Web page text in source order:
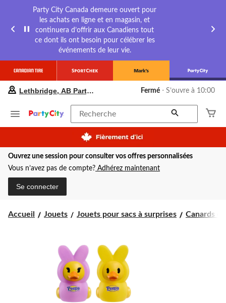
Party City Canada demeure ouvert pour
les achats en ligne et en magasin, et
continuera d’offrir aux Canadiens tout
ce dont ils ont besoin pour célébrer les
événements de leur vie.
préféré
Lethbridge,
Party
City,
courament
Fermé,
pour
Lethbridge, AB Party City Fermé ⋅ S’ouvre à 10:00
Recherche
Ouvrez une session pour consulter vos offres personnalisées
Vous n’avez pas de compte? Adhérez maintenant
Se connecter
Accueil Jouets Jouets pour sacs à surprises Canards